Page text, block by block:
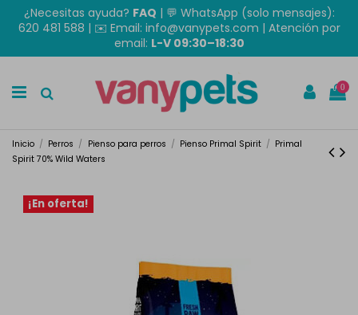
¿Necesitas ayuda? FAQ | 💬 WhatsApp (solo mensajes):
620 481 588 | ✉️ Email: info@vanypets.com | Atención por
email: L-V 09:30–18:30
0
Inicio Perros Pienso para perros Pienso Primal Spirit
Primal
Spirit 70% Wild Waters
¡En oferta!